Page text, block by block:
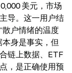
美元，市场
导。这一用户结
散户情绪的温度
身是事实，但
链上数据、ETF
，是正确使用预